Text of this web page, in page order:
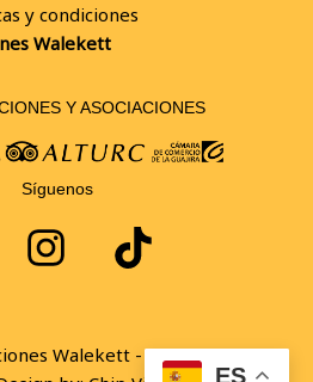
y condiciones
Walekett
Y ASOCIACIONES
Síguenos
Walekett - All rights
ES